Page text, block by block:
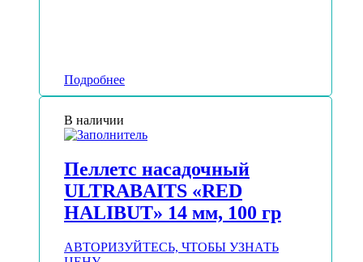
Подробнее
В наличии
Пеллетс насадочный
ULTRABAITS «RED
HALIBUT» 14 мм, 100 гр
АВТОРИЗУЙТЕСЬ, ЧТОБЫ УЗНАТЬ